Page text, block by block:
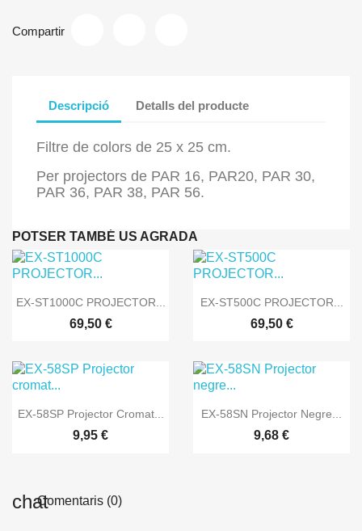
Compartir
Descripció Detalls del producte
Filtre de colors de 25 x 25 cm.
Per projectors de PAR 16, PAR20, PAR 30,
PAR 36, PAR 38, PAR 56.
POTSER TAMBÉ US AGRADA
 Vista ràpida
EX-ST1000C PROJECTOR...
69,50 €
 Vista ràpida
EX-ST500C PROJECTOR...
69,50 €
 Vista ràpida
EX-58SP Projector Cromat...
9,95 €
 Vista ràpida
EX-58SN Projector Negre...
9,68 €
Comentaris (0)